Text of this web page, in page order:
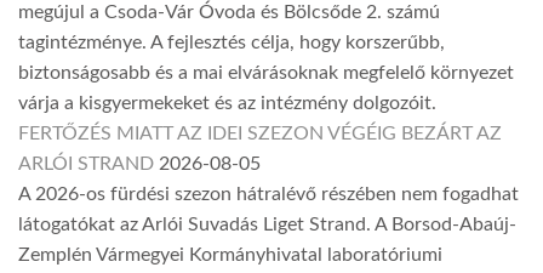
megújul a Csoda-Vár Óvoda és Bölcsőde 2. számú
tagintézménye. A fejlesztés célja, hogy korszerűbb,
biztonságosabb és a mai elvárásoknak megfelelő környezet
várja a kisgyermekeket és az intézmény dolgozóit.
FERTŐZÉS MIATT AZ IDEI SZEZON VÉGÉIG BEZÁRT AZ
ARLÓI STRAND 2026-08-05
A 2026-os fürdési szezon hátralévő részében nem fogadhat
látogatókat az Arlói Suvadás Liget Strand. A Borsod-Abaúj-
Zemplén Vármegyei Kormányhivatal laboratóriumi